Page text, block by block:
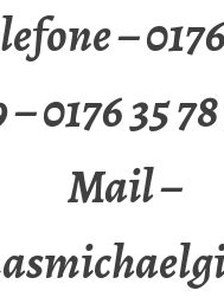
–
– 0176 35
Mail –